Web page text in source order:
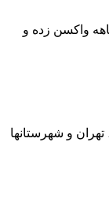
موبلند نر و ماده 2 ماهه واکسن زده و
و شهرستانها